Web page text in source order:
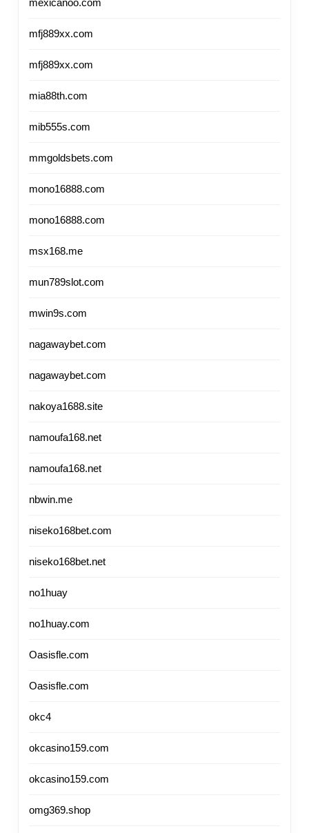
mexicanoo.com
mfj889xx.com
mfj889xx.com
mia88th.com
mib555s.com
mmgoldsbets.com
mono16888.com
mono16888.com
msx168.me
mun789slot.com
mwin9s.com
nagawaybet.com
nagawaybet.com
nakoya1688.site
namoufa168.net
namoufa168.net
nbwin.me
niseko168bet.com
niseko168bet.net
no1huay
no1huay.com
Oasisfle.com
Oasisfle.com
okc4
okcasino159.com
okcasino159.com
omg369.shop